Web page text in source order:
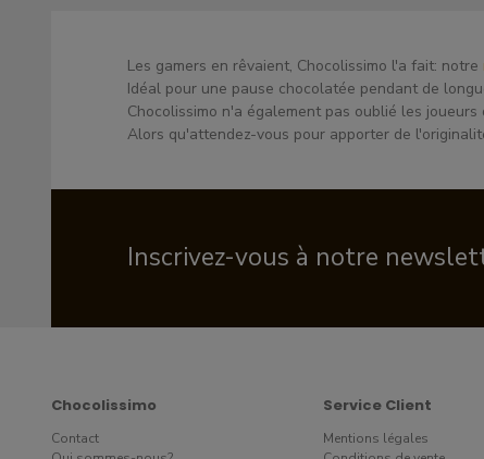
Les gamers en rêvaient, Chocolissimo l'a fait: notre
Idéal pour une pause chocolatée pendant de
Chocolissimo n'a également pas oublié les
Alors qu'attendez-vous pour apporter de
Inscrivez-vous à notre
Chocolissimo
Contact
Service Client
Mentions légales